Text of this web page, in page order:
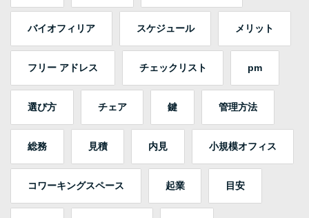
バイオフィリア スケジュール メリット
フリー アドレス チェックリスト pm
選び方 チェア 鍵 管理方法
総務 見積 内見 小規模オフィス
コワーキングスペース 起業 目安